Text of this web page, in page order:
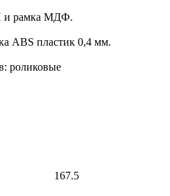
и рамка МДФ.
ABS пластик 0,4 мм.
роликовые
167.5